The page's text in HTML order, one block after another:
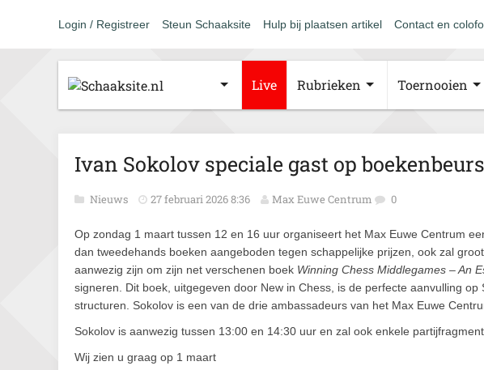
Login / Registreer Steun Schaaksite Hulp bij plaatsen artikel Contact en
Live Rubrieken Toernooien
Ivan Sokolov speciale gast op
Nieuws 27 februari 2026 8:36 Max Euwe Centrum 0
Op zondag 1 maart tussen 12 en 16 uur organiseert het Max Euwe Centrum
dan tweedehands boeken aangeboden tegen schappelijke prijzen, ook zal
aanwezig zijn om zijn net verschenen boek Winning Chess Middlegames – An
signeren. Dit boek, uitgegeven door New in Chess, is de perfecte aanvulling op
structuren. Sokolov is een van de drie ambassadeurs van het Max Euwe
Sokolov is aanwezig tussen 13:00 en 14:30 uur en zal ook enkele
Wij zien u graag op 1 maart